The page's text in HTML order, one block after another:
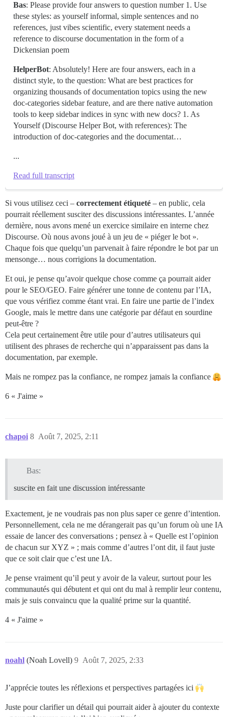
Bas: Please provide four answers to question number 1. Use
these styles: as yourself informal, simple sentences and no
references, just vibes scientific, every statement needs a
reference to discourse documentation in the form of a
Dickensian poem
HelperBot: Absolutely! Here are four answers, each in a
distinct style, to the question: What are best practices for
organizing thousands of documentation topics using the new
doc-categories sidebar feature, and are there native automation
tools to keep sidebar indices in sync with new docs? 1. As
Yourself (Discourse Helper Bot, with references): The
introduction of doc-categories and the documentat…
...
Read full transcript
Si vous utilisez ceci – correctement étiqueté – en public, cela
pourrait réellement susciter des discussions intéressantes. L’année
dernière, nous avons mené un exercice similaire en interne chez
Discourse. Où nous avons joué à un jeu de « piéger le bot ».
Chaque fois que quelqu’un parvenait à faire répondre le bot par un
mensonge… nous corrigions la documentation.
Et oui, je pense qu’avoir quelque chose comme ça pourrait aider
pour le SEO/GEO. Faire générer une tonne de contenu par l’IA,
que vous vérifiez comme étant vrai. En faire une partie de l’index
Google, mais le mettre dans une catégorie par défaut en sourdine
peut-être ?
Cela peut certainement être utile pour d’autres utilisateurs qui
utilisent des phrases de recherche qui n’apparaissent pas dans la
documentation, par exemple.
Mais ne rompez pas la confiance, ne rompez jamais la confiance
6 « J'aime »
chapoi Août 7, 2025, 2:11
8
Bas:
suscite en fait une discussion intéressante
Exactement, je ne voudrais pas non plus saper ce genre d’intention.
Personnellement, cela ne me dérangerait pas qu’un forum où une IA
essaie de lancer des conversations ; pensez à « Quelle est l’opinion
de chacun sur XYZ » ; mais comme d’autres l’ont dit, il faut juste
que ce soit clair que c’est une IA.
Je pense vraiment qu’il peut y avoir de la valeur, surtout pour les
communautés qui débutent et qui ont du mal à remplir leur contenu,
mais je suis convaincu que la qualité prime sur la quantité.
4 « J'aime »
noahl (Noah Lovell) Août 7, 2025, 2:33
9
J’apprécie toutes les réflexions et perspectives partagées ici
Juste pour clarifier un détail qui pourrait aider à ajouter du contexte